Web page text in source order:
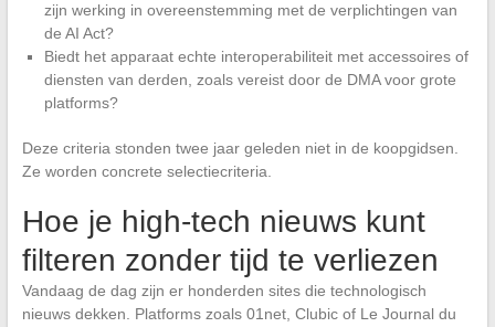
zijn werking in overeenstemming met de verplichtingen van
de AI Act?
Biedt het apparaat echte interoperabiliteit met accessoires of
diensten van derden, zoals vereist door de DMA voor grote
platforms?
Deze criteria stonden twee jaar geleden niet in de koopgidsen.
Ze worden concrete selectiecriteria.
Hoe je high-tech nieuws kunt
filteren zonder tijd te verliezen
Vandaag de dag zijn er honderden sites die technologisch
nieuws dekken. Platforms zoals 01net, Clubic of Le Journal du